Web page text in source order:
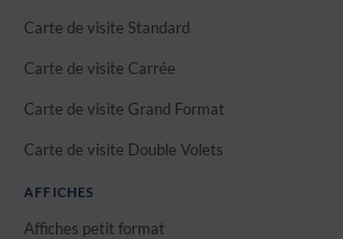
Carte de visite Standard
Carte de visite Carrée
Carte de visite Grand Format
Carte de visite Double Volets
AFFICHES
Affiches petit format